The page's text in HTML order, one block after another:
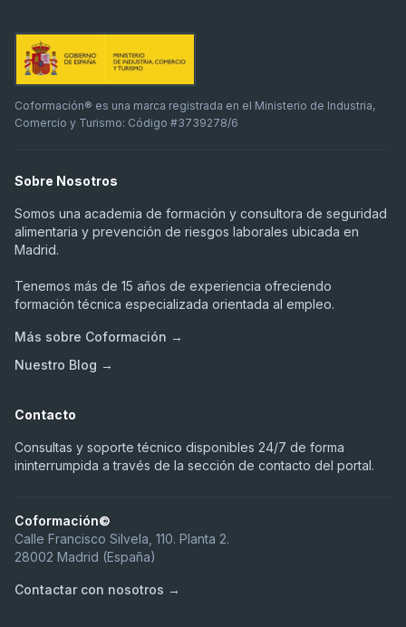
Coformación® es una marca registrada en el Ministerio de Industria,
Comercio y Turismo: Código #3739278/6
Sobre Nosotros
Somos una academia de formación y consultora de seguridad
alimentaria y prevención de riesgos laborales ubicada en
Madrid.
Tenemos más de 15 años de experiencia ofreciendo
formación técnica especializada orientada al empleo.
Más sobre Coformación →
Nuestro Blog →
Contacto
Consultas y soporte técnico disponibles 24/7 de forma
ininterrumpida a través de la sección de contacto del portal.
Coformación©
Calle Francisco Silvela, 110. Planta 2.
28002 Madrid (España)
Contactar con nosotros →